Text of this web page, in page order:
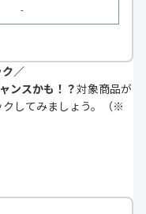
-
／
ンスかも！？対象商品が
クしてみましょう。（※